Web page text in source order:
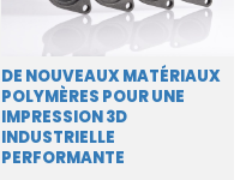
DE NOUVEAUX MATÉRIAUX
POLYMÈRES POUR UNE
IMPRESSION 3D
INDUSTRIELLE
PERFORMANTE